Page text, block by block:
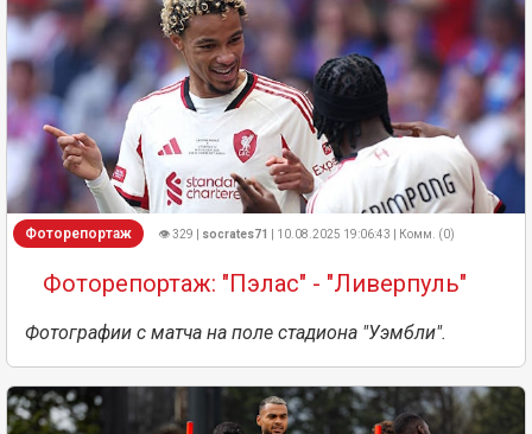
Фоторепортаж 👁 329 | socrates71 | 10.08.2025 19:06:43 | Комм. (0)
Фоторепортаж: "Пэлас" - "Ливерпуль"
Фотографии с матча на поле стадиона "Уэмбли".